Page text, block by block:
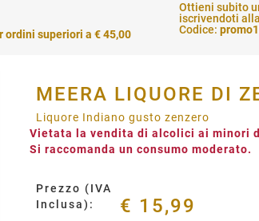
superiori a € 45,00
Ottieni subito
iscrivendoti
Codice:
MEERA LIQUORE DI
Liquore Indiano gusto zenzero
Vietata la vendita di alcolici ai minori
Si raccomanda un consumo moderato.
Prezzo (IVA
Inclusa):
€ 15,99